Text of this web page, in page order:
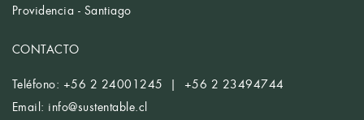
Providencia - Santiago
CONTACTO
Teléfono: +56 2 24001245 | +56 2 23494744
Email: info@sustentable.cl